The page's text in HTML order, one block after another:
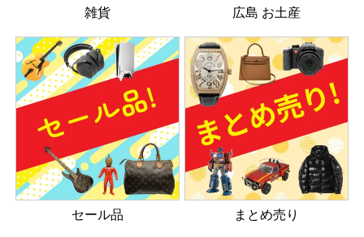
雑貨 広島 お土産
セール品 まとめ売り